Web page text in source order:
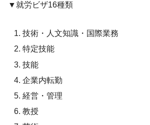
▼就労ビザ16種類
技術・人文知識・国際業務
特定技能
技能
企業内転勤
経営・管理
教授